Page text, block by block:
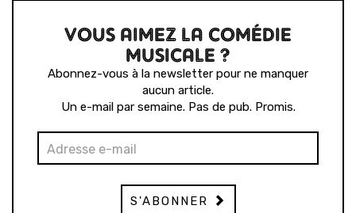
VOUS AIMEZ LA COMÉDIE
MUSICALE ?
Abonnez-vous à la newsletter pour ne manquer
aucun article.
Un e-mail par semaine. Pas de pub. Promis.
S'ABONNER